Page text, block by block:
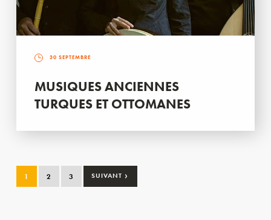
30 SEPTEMBRE
MUSIQUES ANCIENNES
TURQUES ET OTTOMANES
1 2 3 SUIVANT ›